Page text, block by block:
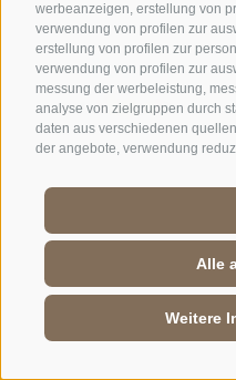
werbeanzeigen, erstellung von
verwendung von profilen zur
erstellung von profilen zur
verwendung von profilen zur
messung der werbeleistung,
analyse von zielgruppen durch
daten aus verschiedenen
der angebote, verwendung
aufdeckung von betrug und
anzeige von werbung und
datenschutz speichern und
kombination von daten aus
verschiedener endgeräte,
automatisch übermittelter
identifizieren. Es steht Ihnen
Alle
Weitere